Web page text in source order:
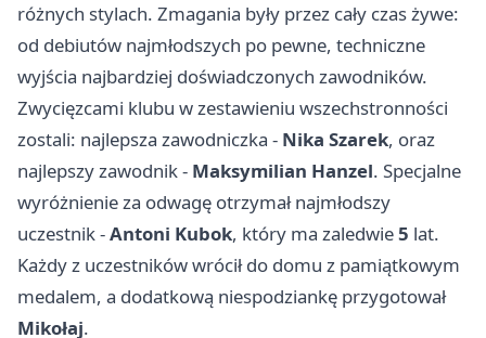
różnych stylach. Zmagania były przez cały czas żywe:
od debiutów najmłodszych po pewne, techniczne
wyjścia najbardziej doświadczonych zawodników.
Zwycięzcami klubu w zestawieniu wszechstronności
zostali: najlepsza zawodniczka - Nika Szarek, oraz
najlepszy zawodnik - Maksymilian Hanzel. Specjalne
wyróżnienie za odwagę otrzymał najmłodszy
uczestnik -Antoni Kubok, który ma zaledwie5 lat.
Każdy z uczestników wrócił do domu z pamiątkowym
medalem, a dodatkową niespodziankę przygotował
Mikołaj.